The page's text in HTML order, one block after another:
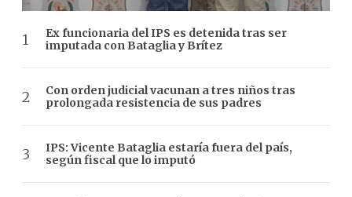
Ex funcionaria del IPS es detenida tras ser
imputada con Bataglia y Brítez
Con orden judicial vacunan a tres niños tras
prolongada resistencia de sus padres
IPS: Vicente Bataglia estaría fuera del país,
según fiscal que lo imputó